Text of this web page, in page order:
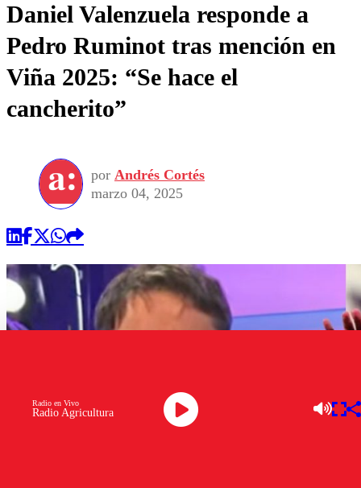
Daniel Valenzuela responde a
Pedro Ruminot tras mención en
Viña 2025: “Se hace el
cancherito”
por Andrés Cortés
marzo 04, 2025
Radio Agricultura
Radio en Vivo